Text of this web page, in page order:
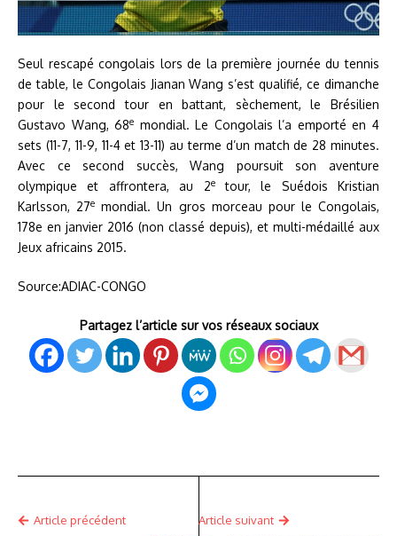
Seul rescapé congolais lors de la première journée du tennis
de table, le Congolais Jianan Wang s’est qualifié, ce dimanche
pour le second tour en battant, sèchement, le Brésilien
Gustavo Wang, 68e mondial. Le Congolais l’a emporté en 4
sets (11-7, 11-9, 11-4 et 13-11) au terme d’un match de 28 minutes.
Avec ce second succès, Wang poursuit son aventure
olympique et affrontera, au 2etour, le Suédois Kristian
Karlsson, 27e mondial. Un gros morceau pour le Congolais,
178e en janvier 2016 (non classé depuis), et multi-médaillé aux
Jeux africains 2015.
Source:ADIAC-CONGO
Partagez l’article sur vos réseaux sociaux
Article précédent Article suivant